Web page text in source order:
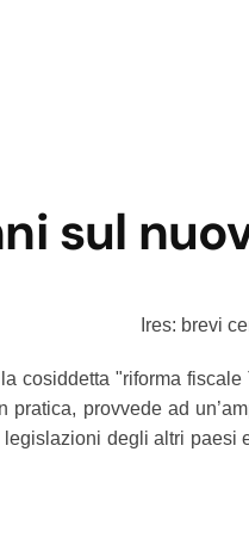
sul
Ires: brevi
cosiddetta "riforma
pratica, provvede ad
degli altri paesi